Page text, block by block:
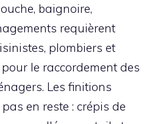
baignoire,
requièrent
plombiers et
le raccordement des
Les finitions
en reste : crépis de